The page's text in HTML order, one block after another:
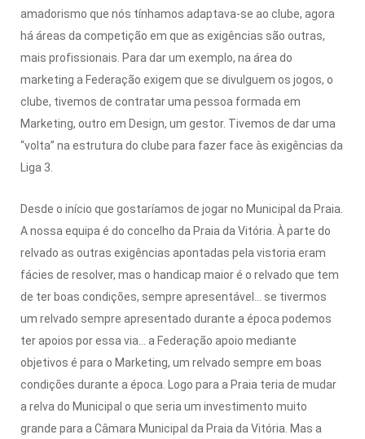
amadorismo que nós tínhamos adaptava-se ao clube, agora
há áreas da competição em que as exigências são outras,
mais profissionais. Para dar um exemplo, na área do
marketing a Federação exigem que se divulguem os jogos, o
clube, tivemos de contratar uma pessoa formada em
Marketing, outro em Design, um gestor. Tivemos de dar uma
“volta” na estrutura do clube para fazer face às exigências da
Liga 3.
Desde o início que gostaríamos de jogar no Municipal da Praia.
A nossa equipa é do concelho da Praia da Vitória. À parte do
relvado as outras exigências apontadas pela vistoria eram
fácies de resolver, mas o handicap maior é o relvado que tem
de ter boas condições, sempre apresentável… se tivermos
um relvado sempre apresentado durante a época podemos
ter apoios por essa via… a Federação apoio mediante
objetivos é para o Marketing, um relvado sempre em boas
condições durante a época. Logo para a Praia teria de mudar
a relva do Municipal o que seria um investimento muito
grande para a Câmara Municipal da Praia da Vitória. Mas a